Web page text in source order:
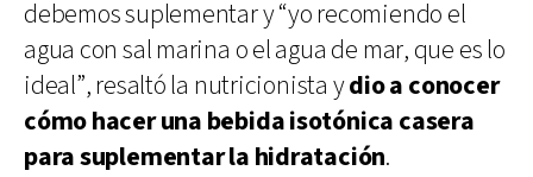
debemos suplementar y “yo recomiendo el
agua con sal marina o el agua de mar, que es lo
ideal”, resaltó la nutricionista ydio a conocer
cómo hacer una bebida isotónica casera
para suplementar la hidratación.